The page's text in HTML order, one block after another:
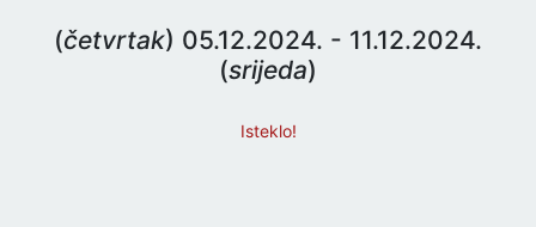
(četvrtak) 05.12.2024. - 11.12.2024.
(srijeda)
Isteklo!